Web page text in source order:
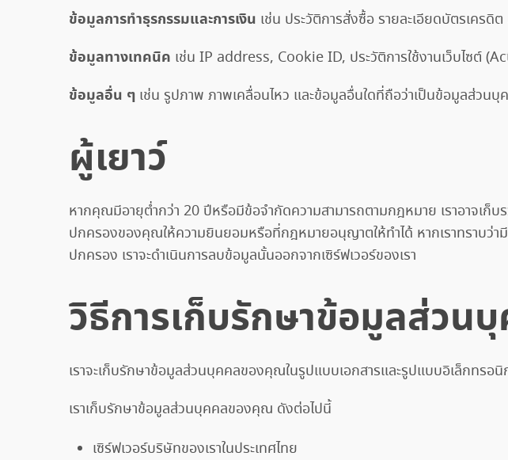
ข้อมูลการทำธุรกรรมและการเงิน เช่น ประวัติการสั่งซื้อ รายละเอียดบัตรเครดิ
ข้อมูลทางเทคนิค เช่น IP address, Cookie ID, ประวัติการใช้งานเว็บไซต์
ข้อมูลอื่น ๆ เช่น รูปภาพ ภาพเคลื่อนไหว และข้อมูลอื่นใดที่ถือว่าเป็นข้อมูลส่ว
ผู้เยาว์
หากคุณมีอายุต่ำกว่า 20 ปีหรือมีข้อจำกัดความสามารถตามกฎหมาย เราอาจเ
ปกครองของคุณให้ความยินยอมหรือที่กฎหมายอนุญาตให้ทำได้ หากเราทราบว่
ปกครอง เราจะดำเนินการลบข้อมูลนั้นออกจากเซิร์ฟเวอร์ของเรา
วิธีการเก็บรักษาข้อมูลส่วน
เราจะเก็บรักษาข้อมูลส่วนบุคคลของคุณในรูปแบบเอกสารและรูปแบบอิเล็กทรอ
เราเก็บรักษาข้อมูลส่วนบุคคลของคุณ ดังต่อไปนี้
เซิร์ฟเวอร์บริษัทของเราในประเทศไทย